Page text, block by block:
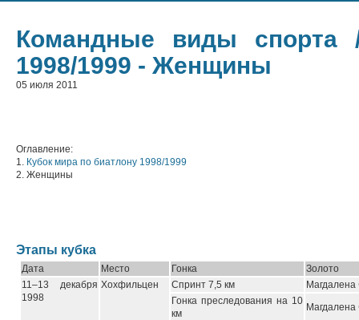
Командные виды спорта//
1998/1999 - Женщины
05 июля 2011
Оглавление:
1. Кубок мира по биатлону 1998/1999
2. Женщины
Этапы кубка
Дата Место Гонка
Золото
11–13 декабря
1998
Хохфильцен Спринт 7,5 км
Магдалена
Гонка преследования на 10
км
Магдалена